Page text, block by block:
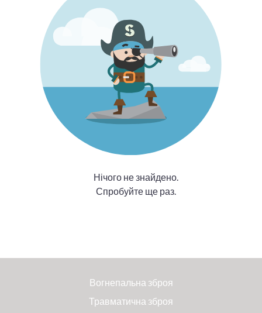
Нічого не знайдено.
Спробуйте ще раз.
Вогнепальна зброя
Травматична зброя